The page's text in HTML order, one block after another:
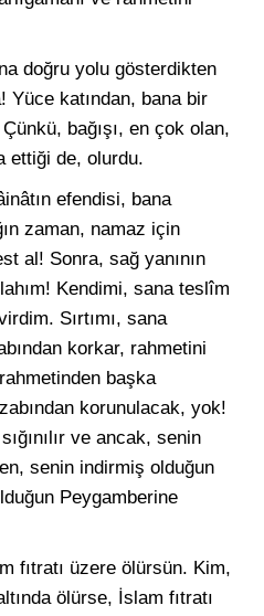
doğru yolu gösterdikten
Yüce katından, bana bir
bağışı, en çok olan,
ettiği de, olurdu.
efendisi, bana
zaman, namaz için
al! Sonra, sağ yanının
Kendimi, sana teslîm
Sırtımı, sana
korkar, rahmetini
başka
korunulacak, yok!
ve ancak, senin
senin indirmiş olduğun
Peygamberine
fıtratı üzere ölürsün. Kim,
ölürse, İslam fıtratı